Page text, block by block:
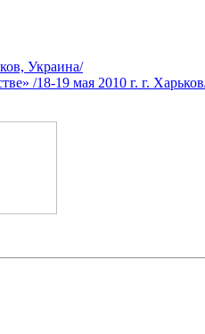
Украина/
/18-19 мая 2010 г. г.